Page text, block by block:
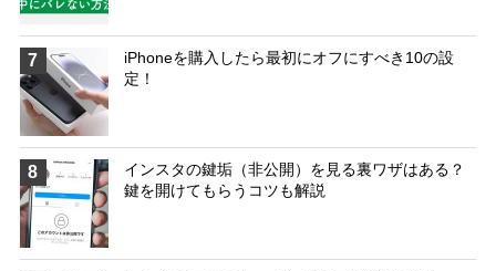
7
iPhoneを購入したら最初にオフにすべき10の設
定！
8
インスタの鍵垢（非公開）を見る裏ワザはある？
鍵を開けてもらうコツも解説